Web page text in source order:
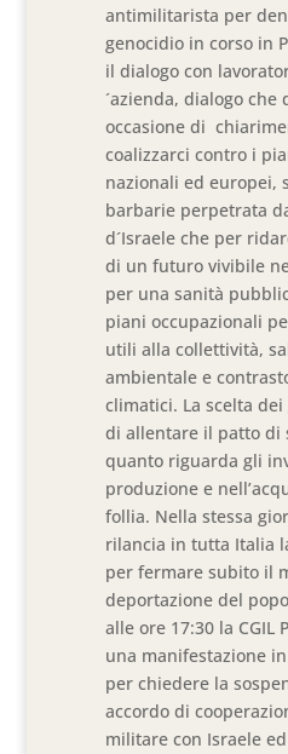
antimilitarista per
genocidio in corso in
il dialogo con
´azienda, dialogo che
occasione di
coalizzarci contro i
nazionali ed europei,
barbarie perpetrata
d´Israele che per
di un futuro vivibile
per una sanità
piani occupazionali
utili alla collettività,
ambientale e
climatici. La scelta
di allentare il patto di
quanto riguarda gli
produzione e
follia. Nella stessa
rilancia in tutta Italia
per fermare subito il
deportazione del
alle ore 17:30 la CGIL
una manifestazione
per chiedere la
accordo di
militare con Israele